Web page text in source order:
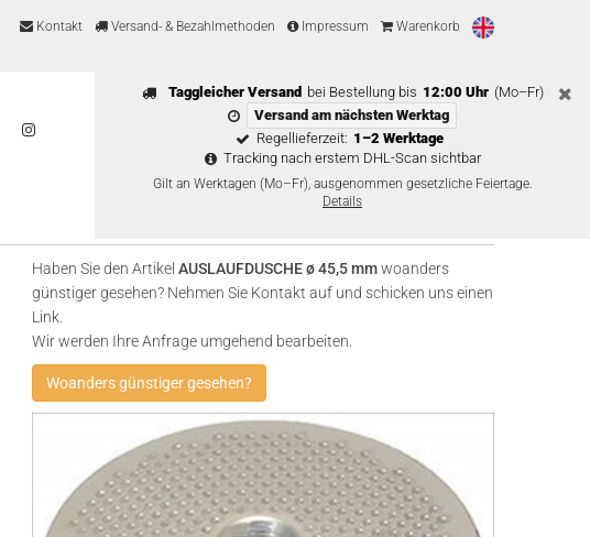
Kontakt Versand- & Bezahlmethoden Impressum Warenkorb
Taggleicher Versand bei Bestellung bis 12:00 Uhr (Mo–Fr)
Versand am nächsten Werktag
Regellieferzeit: 1–2 Werktage
Tracking nach erstem DHL-Scan sichtbar
Gilt an Werktagen (Mo–Fr), ausgenommen gesetzliche Feiertage.
Details
Haben Sie den Artikel AUSLAUFDUSCHE ø 45,5 mmwoanders
günstiger gesehen? Nehmen Sie Kontakt auf und schicken uns einen
Link.
Wir werden Ihre Anfrage umgehend bearbeiten.
Woanders günstiger gesehen?